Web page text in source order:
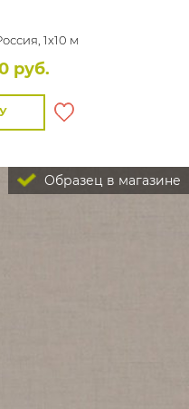
1x10 м
руб.
Образец в магазине